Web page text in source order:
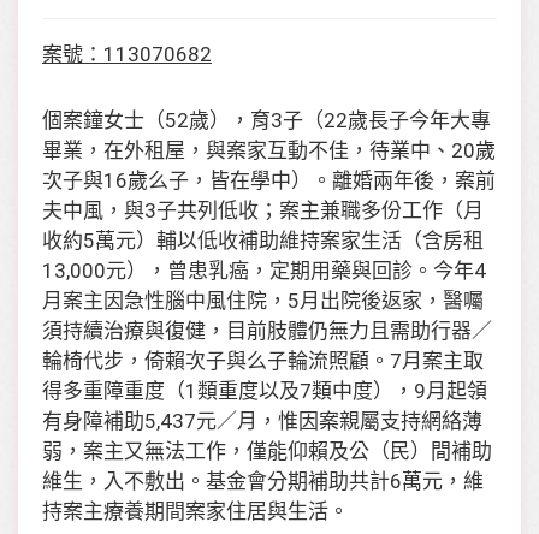
案號：113070682
個案鐘女士（52歲），育3子（22歲長子今年大專
畢業，在外租屋，與案家互動不佳，待業中、20歲
次子與16歲么子，皆在學中）。離婚兩年後，案前
夫中風，與3子共列低收；案主兼職多份工作（月
收約5萬元）輔以低收補助維持案家生活（含房租
13,000元），曾患乳癌，定期用藥與回診。今年4
月案主因急性腦中風住院，5月出院後返家，醫囑
須持續治療與復健，目前肢體仍無力且需助行器／
輪椅代步，倚賴次子與么子輪流照顧。7月案主取
得多重障重度（1類重度以及7類中度），9月起領
有身障補助5,437元／月，惟因案親屬支持網絡薄
弱，案主又無法工作，僅能仰賴及公（民）間補助
維生，入不敷出。基金會分期補助共計6萬元，維
持案主療養期間案家住居與生活。